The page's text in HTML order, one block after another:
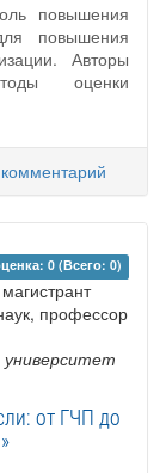
повышения
повышения
Авторы
оценки
0 (Всего: 0)
профессор
от ГЧП до